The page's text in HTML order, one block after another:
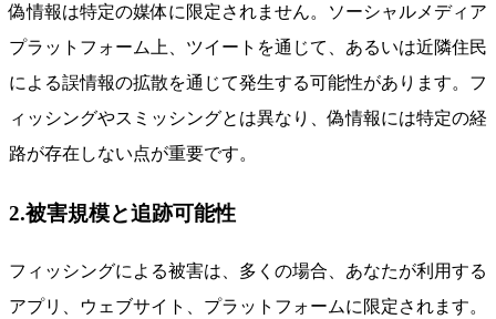
偽情報は特定の媒体に限定されません。ソーシャルメディア
プラットフォーム上、ツイートを通じて、あるいは近隣住民
による誤情報の拡散を通じて発生する可能性があります。フ
ィッシングやスミッシングとは異なり、偽情報には特定の経
路が存在しない点が重要です。
2.被害規模と追跡可能性
フィッシングによる被害は、多くの場合、あなたが利用する
アプリ、ウェブサイト、プラットフォームに限定されます。